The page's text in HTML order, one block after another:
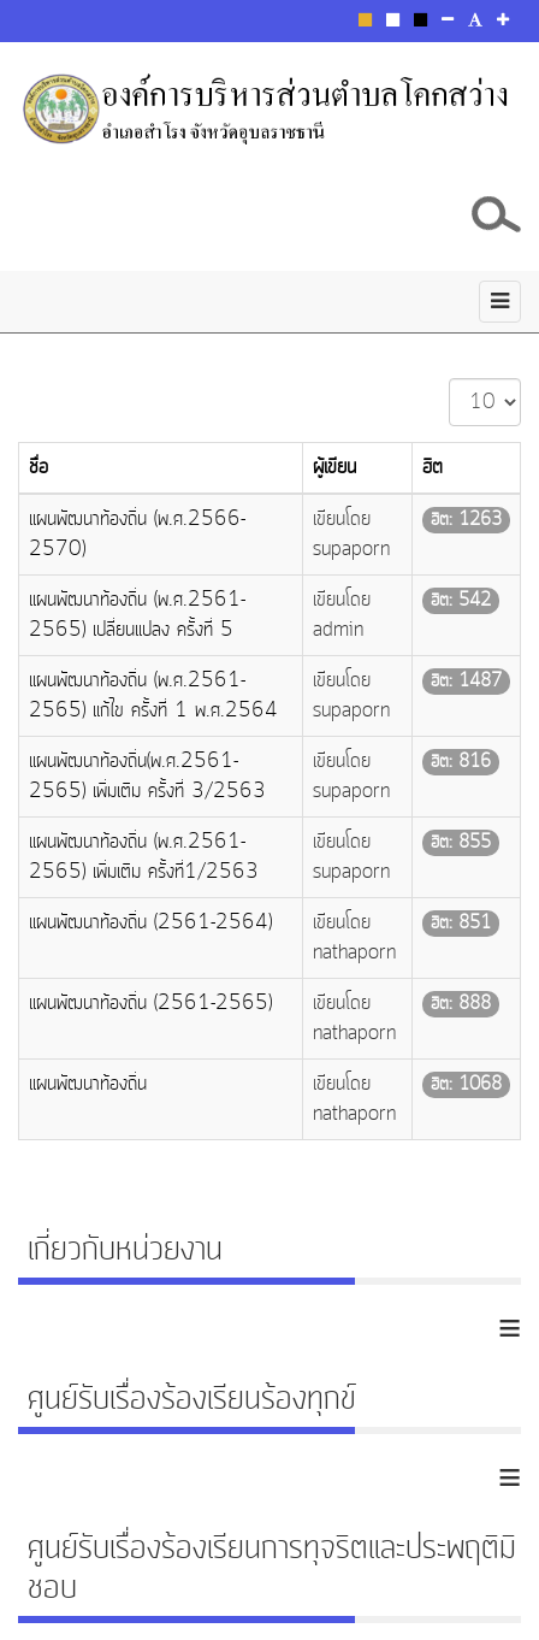
แสดง
#
ชื่อ
ผู้เขียน
ฮิต
แผนพัฒนาท้องถิ่น (พ.ศ.2566-
2570)
เขียนโดย
supaporn
ฮิต: 1263
แผนพัฒนาท้องถิ่น (พ.ศ.2561-
2565) เปลี่ยนแปลง ครั้งที่ 5
เขียนโดย
admin
ฮิต: 542
แผนพัฒนาท้องถิ่น (พ.ศ.2561-
2565) แก้ไข ครั้งที่ 1 พ.ศ.2564
เขียนโดย
supaporn
ฮิต: 1487
แผนพัฒนาท้องถิ่น(พ.ศ.2561-
2565) เพิ่มเติม ครั้งที่ 3/2563
เขียนโดย
supaporn
ฮิต: 816
แผนพัฒนาท้องถิ่น (พ.ศ.2561-
2565) เพิ่มเติม ครั้งที่1/2563
เขียนโดย
supaporn
ฮิต: 855
แผนพัฒนาท้องถิ่น (2561-2564)
เขียนโดย
nathaporn
ฮิต: 851
แผนพัฒนาท้องถิ่น (2561-2565)
เขียนโดย
nathaporn
ฮิต: 888
แผนพัฒนาท้องถิ่น
เขียนโดย
nathaporn
ฮิต: 1068
เกี่ยวกับหน่วยงาน
≡
ศูนย์รับเรื่องร้องเรียนร้องทุกข์
≡
ศูนย์รับเรื่องร้องเรียนการทุจริตและประพฤติมิ
ชอบ